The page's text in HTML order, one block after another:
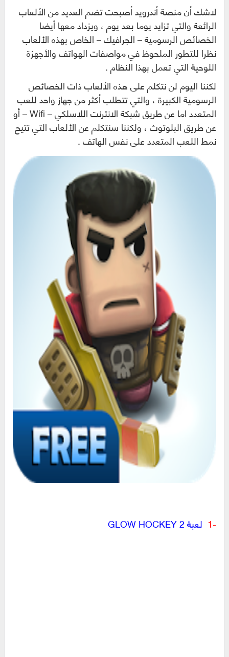
لاشك أن منصة أندرويد أصبحت تضم العديد من الألعاب
الرائعة والتي تزايد يوما بعد يوم ، ويزداد معها أيضا
الخصائص الرسومية – الجرافيك – الخاص بهذه الألعاب
نظرا للتطور الملحوظ في مواصفات الهواتف والأجهزة
اللوحية التي تعمل بهذا النظام .
لكننا اليوم لن نتكلم على هذه الألعاب ذات الخصائص
الرسومية الكبيرة ، والتي تتطلب أكثر من جهاز واحد للعب
المتعدد اما عن طريق شبكة الانترنت اللاسلكي – Wifi – أو
عن طريق البلوتوث ، ولكننا سنتكلم عن الألعاب التي تتيح
نمط اللعب المتعدد على نفس الهاتف .
-1 لعبة GLOW HOCKEY 2